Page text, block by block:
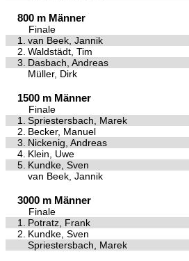
800 m Männer
Finale
1.
van Beek, Jannik
2. Waldstädt, Tim
3. Dasbach, Andreas
Müller, Dirk
1500 m Männer
Finale
1.
Spriestersbach, Marek
2. Becker, Manuel
3. Nickenig, Andreas
4. Klein, Uwe
5. Kundke, Sven
van Beek, Jannik
3000 m Männer
Finale
1.
Potratz, Frank
2. Kundke, Sven
Spriestersbach, Marek